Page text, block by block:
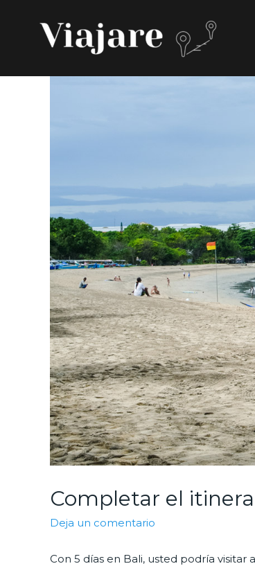
Completar el
Deja un comentario
Con 5 días en Bali, usted podría visitar